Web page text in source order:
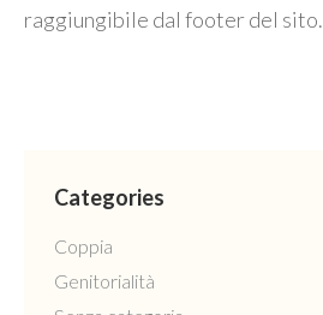
raggiungibile dal footer del sito.
Categories
Coppia
Genitorialità